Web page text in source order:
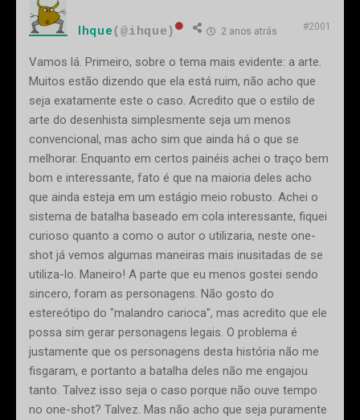
Ihque(@ihque) 2 anos atrás #2001
Vamos lá. Primeiro, sobre o tema mais evidente: a arte.
Muitos estão dizendo que ela está ruim, não acho que
seja exatamente este o caso. Acredito que o estilo de
arte do desenhista simplesmente seja um menos
convencional, mas acho sim que ainda há o que se
melhorar. Enquanto em certos painéis achei o traço bem
bom e interessante, fato é que na maioria deles acho
que ainda esteja em um estágio meio robusto. Achei o
sistema de batalha baseado em cola interessante, fiquei
curioso quanto a como o autor o utilizaria, neste one-
shot já vemos algumas maneiras mais inusitadas de se
utiliza-lo. Maneiro! A parte que eu menos gostei sendo
sincero, foram as personagens. Não gosto do
estereótipo do "malandro carioca", mas acredito que ele
possa sim gerar personagens legais. O problema é
justamente que os personagens desta história não me
fisgaram, e portanto a batalha deles não me engajou
tanto. Talvez isso seja o caso porque não ouve tempo
no one-shot? Talvez. Mas não acho que seja puramente